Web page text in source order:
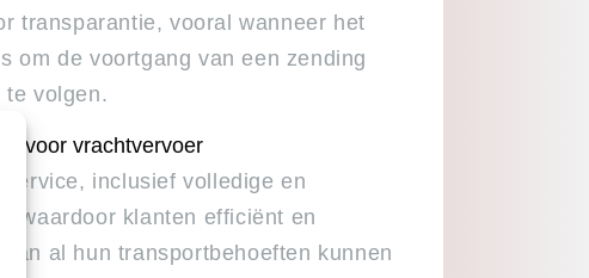
transparantie, vooral wanneer het
om de voortgang van een zending
te volgen.
voor vrachtvervoer
service, inclusief volledige en
waardoor klanten efficiënt en
al hun transportbehoeften kunnen